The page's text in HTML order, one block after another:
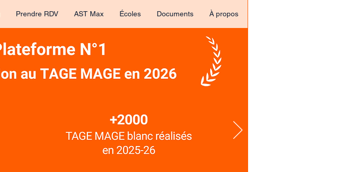
Prendre RDV AST Max Écoles Documents À propos